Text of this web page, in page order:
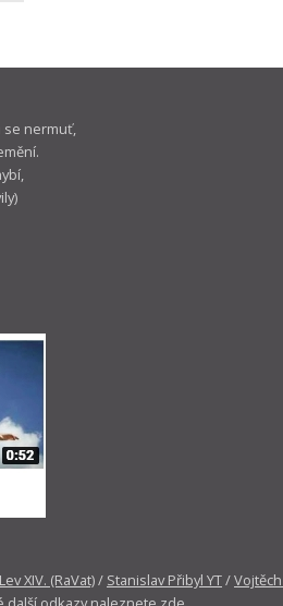
se nermuť,
XIV. (RaVat)/ Stanislav Přibyl YT/